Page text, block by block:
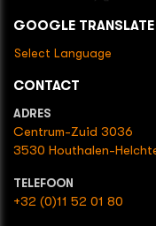
GOOGLE TRANSLATE
Select Language
CONTACT
ADRES
Centrum-Zuid 3036
3530 Houthalen-
TELEFOON
+32 (0)11 52 01 80